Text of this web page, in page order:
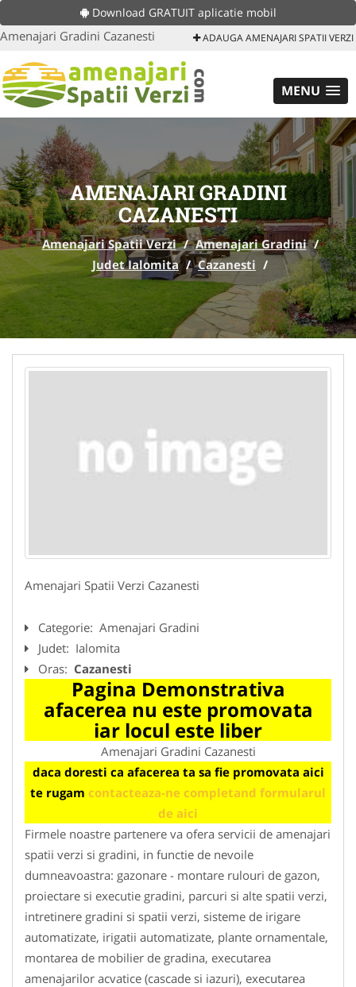
Download GRATUIT aplicatie mobil
Amenajari Gradini Cazanesti ADAUGA AMENAJARI SPATII VERZI
MENU
AMENAJARI GRADINI
CAZANESTI
Amenajari Spatii Verzi / Amenajari Gradini /
Judet Ialomita / Cazanesti /
Amenajari Spatii Verzi Cazanesti
Categorie: Amenajari Gradini
Judet: Ialomita
Oras: Cazanesti
Pagina Demonstrativa
afacerea nu este promovata
iar locul este liber
Amenajari Gradini Cazanesti
daca doresti ca afacerea ta sa fie promovata aici
te rugam contacteaza-ne completand formularul
de aici
Firmele noastre partenere va ofera servicii de amenajari
spatii verzi si gradini, in functie de nevoile
dumneavoastra: gazonare - montare rulouri de gazon,
proiectare si executie gradini, parcuri si alte spatii verzi,
intretinere gradini si spatii verzi, sisteme de irigare
automatizate, irigatii automatizate, plante ornamentale,
montarea de mobilier de gradina, executarea
amenajarilor acvatice (cascade si iazuri), executarea